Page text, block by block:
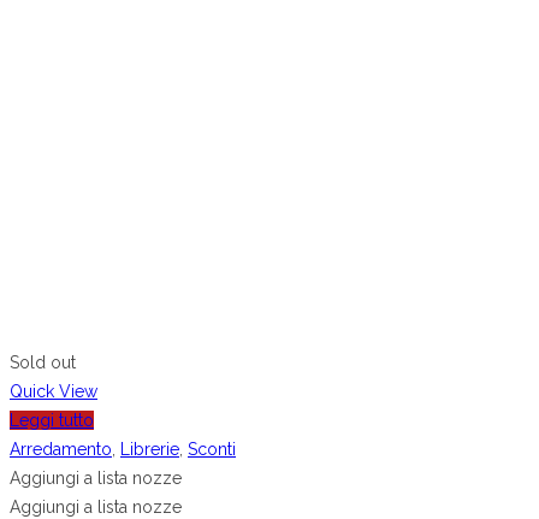
Sold out
Quick View
Leggi tutto
Arredamento
Librerie Sconti
Aggiungi a lista nozze
Aggiungi a lista nozze